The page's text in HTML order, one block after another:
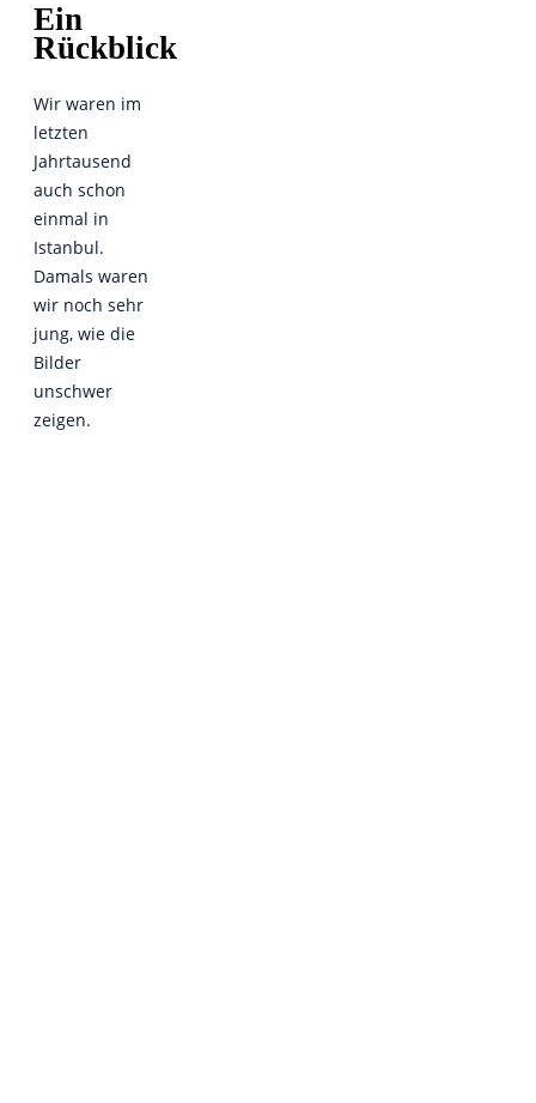
Ein
Rückblick
Wir waren im
letzten
Jahrtausend
auch schon
einmal in
Istanbul.
Damals waren
wir noch sehr
jung, wie die
Bilder
unschwer
zeigen.